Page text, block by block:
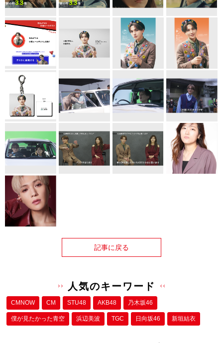
記事に戻る
人気のキーワード
CMNOW CM STU48 AKB48 乃木坂46
僕が⾒たかった⻘空 浜辺美波 TGC 日向坂46 新垣結衣